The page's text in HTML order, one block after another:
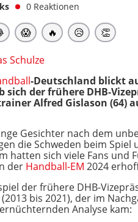
0 Reaktionen
😱 🔥 😥 👏
Schulze
-Deutschland blickt
sich der frühere DHB-
Alfred Gislason (64)
Gesichter nach dem
die Schweden beim Spiel
hatten sich viele Fans und
der Handball-EM 2024
der frühere DHB-
bis 2021), der im
Analyse kam: